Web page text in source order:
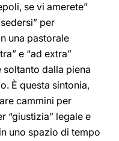
se vi amerete”
per
una pastorale
e “ad extra”
dalla piena
È questa sintonia,
cammini per
“giustizia” legale e
uno spazio di tempo